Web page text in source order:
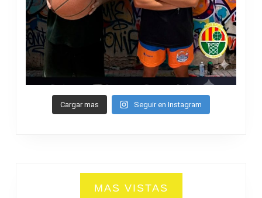
Cargar mas Seguir en Instagram
MAS VISTAS